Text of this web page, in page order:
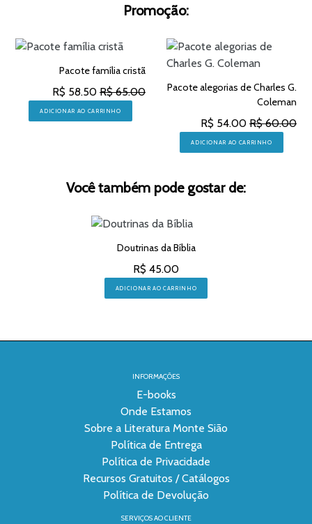
Promoção:
Pacote família cristã
R$ 58.50 R$ 65.00
ADICIONAR AO CARRINHO
Pacote alegorias de Charles G.
Coleman
R$ 54.00 R$ 60.00
ADICIONAR AO CARRINHO
Você também pode gostar de:
Doutrinas da Bíblia
R$ 45.00
ADICIONAR AO CARRINHO
INFORMAÇÕES
E-books
Onde Estamos
Sobre a Literatura Monte Sião
Política de Entrega
Política de Privacidade
Recursos Gratuitos / Catálogos
Política de Devolução
SERVIÇOS AO CLIENTE